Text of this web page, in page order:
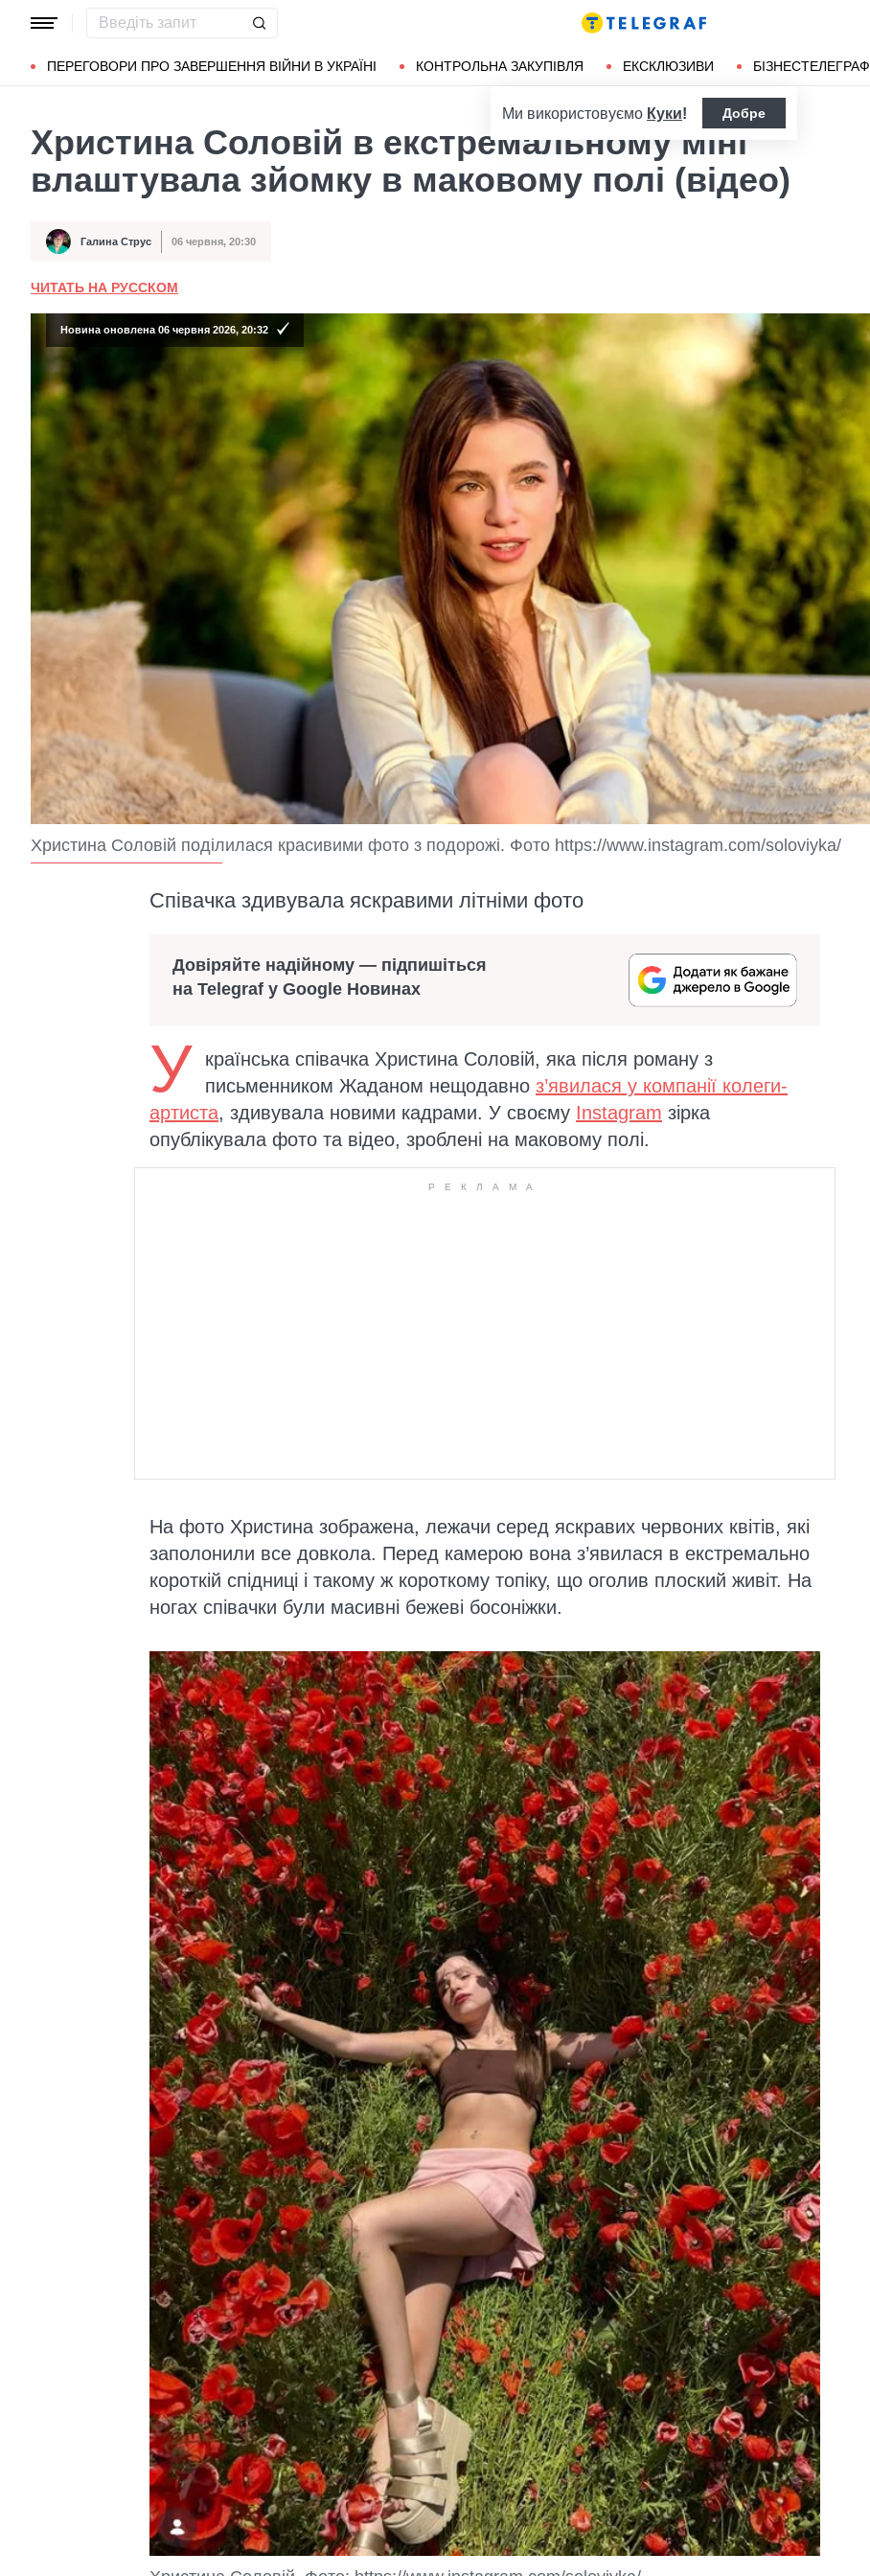
ПЕРЕГОВОРИ ПРО ЗАВЕРШЕННЯ ВІЙНИ В УКРАЇНІ КОНТРОЛЬНА ЗАКУПІВЛЯ ЕКСКЛЮЗИВИ БІЗНЕСТЕЛЕГРАФ
Популярні запити Маріуполь Донбас
Ми використовуємо Куки! Добре
Христина Соловій в екстремальному міні
влаштувала зйомку в маковому полі (відео)
Автор Галина Струс
Дата публікації 06 червня, 20:30
ЧИТАТЬ НА РУССКОМ
Новина оновлена 06 червня 2026, 20:32
Христина Соловій поділилася красивими фото з подорожі. Фото https://www.instagram.com/soloviyka/
Співачка здивувала яскравими літніми фото
Довіряйте надійному — підпишіться
на Telegraf у Google Новинах
У
країнська співачка Христина Соловій, яка після роману з
письменником Жаданом нещодавно з’явилася у компанії колеги-
артиста, здивувала новими кадрами. У своєму Instagram зірка
опублікувала фото та відео, зроблені на маковому полі.
На фото Христина зображена, лежачи серед яскравих червоних квітів, які
заполонили все довкола. Перед камерою вона з’явилася в екстремально
короткій спідниці і такому ж короткому топіку, що оголив плоский живіт. На
ногах співачки були масивні бежеві босоніжки.